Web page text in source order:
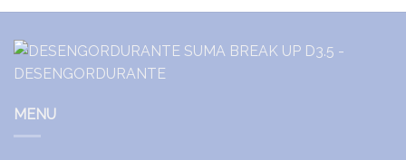
MENU